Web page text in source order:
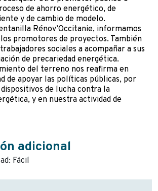
de ahorro energético, de
y de cambio de modelo.
Rénov’Occitanie, informamos
promotores de proyectos. También
sociales a acompañar a sus
de precariedad energética.
del terreno nos reafirma en
de apoyar las políticas públicas, por
de lucha contra la
y en nuestra actividad de
adicional
Fácil